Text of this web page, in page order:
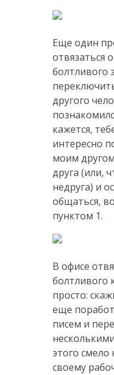
Еще один
отвязаться
болтливого
другого
кажется,
интересно
моим
друга (или,
недруга) и
общаться,
пунктом 1.
В офисе
болтливого
просто:
еще
писем и
этого смело
своему